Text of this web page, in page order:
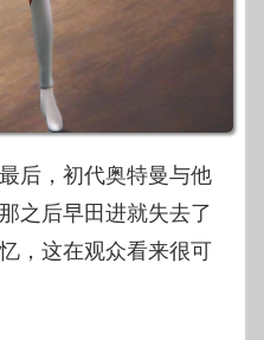
，初代奥特曼与他
之后早田进就失去了
，这在观众看来很可